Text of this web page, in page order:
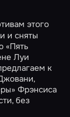
этого
и сняты
«Пять
Луи
к
Фрэнсиса
без